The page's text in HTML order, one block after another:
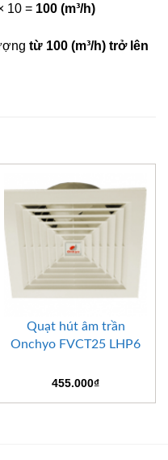
10 = 100 (m³/h)
từ 100 (m³/h) trở lên
Quạt hút âm trần
Onchyo FVCT25 LHP6
455.000₫